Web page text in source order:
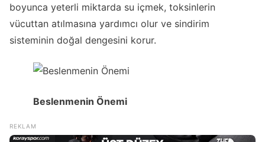
boyunca yeterli miktarda su içmek, toksinlerin
vücuttan atılmasına yardımcı olur ve sindirim
sisteminin doğal dengesini korur.
Beslenmenin Önemi